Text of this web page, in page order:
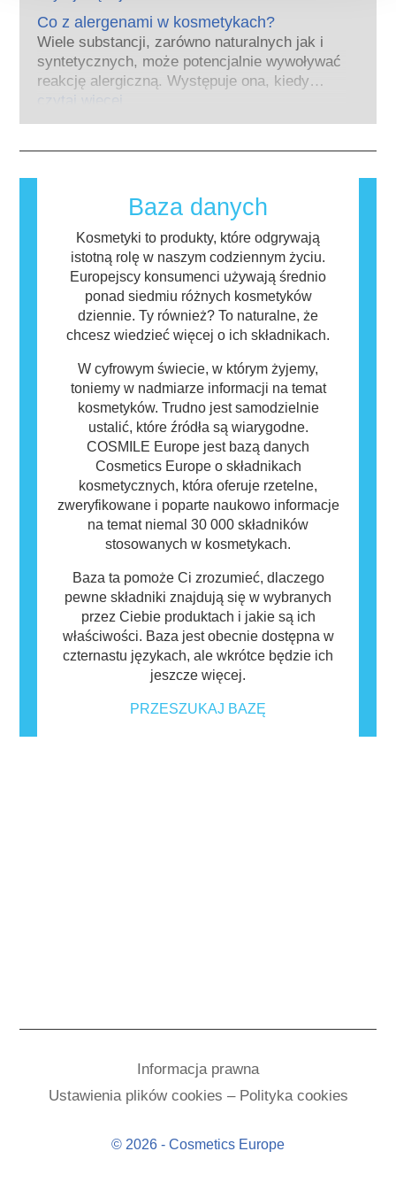
substancji jednak, a są to głównie leki o
silnym działaniu, ma potwierdzone działanie
powodujące zaburzenia układu hormonalnego.
Rygorystyczne oceny bezpieczeństwa
produktów przeprowadzane przez
funkcjonowania układu hormonalnego.
kosmetyczny inwestował w badania i rozwój,
tak aby stworzyć pionierskie alternatywy dla
testowania na zwierzętach w celu oceny
bezpieczeństwa składników i produktów
kosmetycznych.
Co z alergenami w kosmetykach?
Wiele substancji, zarówno naturalnych jak i
syntetycznych, może potencjalnie wywoływać
reakcję alergiczną. Występuje ona, kiedy
układ odpornościowy danej osoby zareaguje
mogą zawierać składniki, które dla niektórych
osób mogą okazać się alergizujące. Nie
oznacza to jednak, że produkt nie jest
bezpieczny dla innych.
czytaj więcej
Baza danych
Kosmetyki to produkty, które odgrywają
istotną rolę w naszym codziennym życiu.
Europejscy konsumenci używają średnio
ponad siedmiu różnych kosmetyków
dziennie. Ty również? To naturalne, że
chcesz wiedzieć więcej o ich składnikach.
W cyfrowym świecie, w którym żyjemy,
toniemy w nadmiarze informacji na temat
kosmetyków. Trudno jest samodzielnie
ustalić, które źródła są wiarygodne.
COSMILE Europe jest bazą danych
Cosmetics Europe o składnikach
kosmetycznych, która oferuje rzetelne,
zweryfikowane i poparte naukowo informacje
na temat niemal 30 000 składników
stosowanych w kosmetykach.
Baza ta pomoże Ci zrozumieć, dlaczego
pewne składniki znajdują się w wybranych
przez Ciebie produktach i jakie są ich
właściwości. Baza jest obecnie dostępna w
czternastu językach, ale wkrótce będzie ich
jeszcze więcej.
PRZESZUKAJ BAZĘ
Informacja prawna
Ustawienia plików cookies – Polityka cookies
© 2026 - Cosmetics Europe